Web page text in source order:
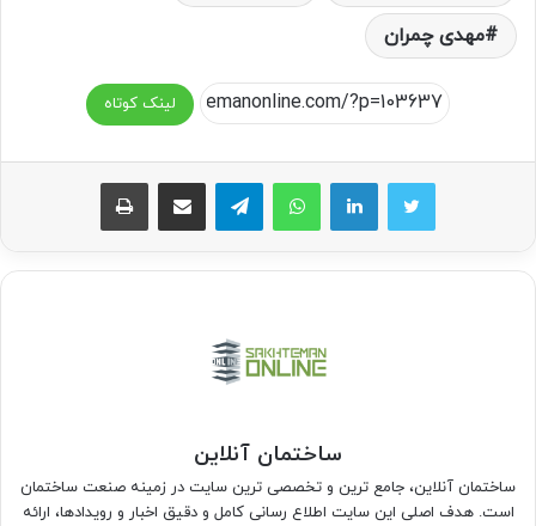
مهدی چمران
لینک کوتاه
واتس آپ تلگرام اشتراک گذاری از طریق ایمیل چاپ
ساختمان آنلاین
ساختمان آنلاین، جامع ترین و تخصصی ترین سایت در زمینه صنعت ساختمان
است. هدف اصلی این سایت اطلاع رسانی کامل و دقیق اخبار و رویدادها، ارائه